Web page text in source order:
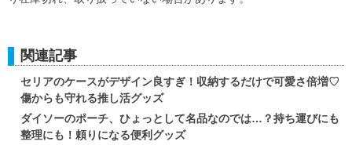
関連記事
セリアのケースがデザイン良すぎ！収納するだけで可愛さ倍増♡
傷からも守れる推し活グッズ
ダイソーのポーチ、ひょっとして名品なのでは…？持ち運びにも
整理にも！頼りになる便利グッズ